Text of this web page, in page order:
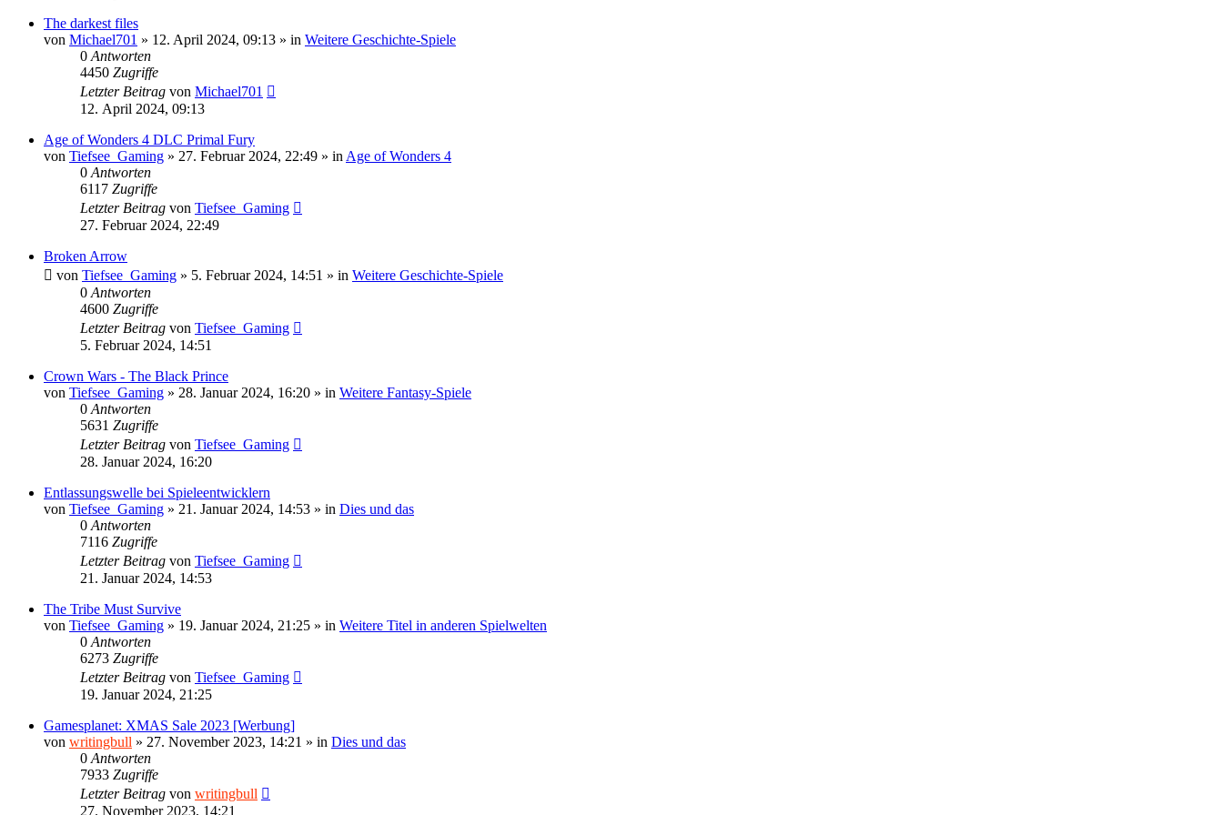
The darkest files
von Michael701 » 12. April 2024, 09:13 » in Weitere Geschichte-Spiele
0 Antworten
4450 Zugriffe
Letzter Beitrag von Michael701
12. April 2024, 09:13
Age of Wonders 4 DLC Primal Fury
von Tiefsee_Gaming » 27. Februar 2024, 22:49 » in Age of Wonders 4
0 Antworten
6117 Zugriffe
Letzter Beitrag von Tiefsee_Gaming
27. Februar 2024, 22:49
Broken Arrow
von Tiefsee_Gaming » 5. Februar 2024, 14:51 » in Weitere Geschichte-Spiele
0 Antworten
4600 Zugriffe
Letzter Beitrag von Tiefsee_Gaming
5. Februar 2024, 14:51
Crown Wars - The Black Prince
von Tiefsee_Gaming » 28. Januar 2024, 16:20 » in Weitere Fantasy-Spiele
0 Antworten
5631 Zugriffe
Letzter Beitrag von Tiefsee_Gaming
28. Januar 2024, 16:20
Entlassungswelle bei Spieleentwicklern
von Tiefsee_Gaming » 21. Januar 2024, 14:53 » in Dies und das
0 Antworten
7116 Zugriffe
Letzter Beitrag von Tiefsee_Gaming
21. Januar 2024, 14:53
The Tribe Must Survive
von Tiefsee_Gaming » 19. Januar 2024, 21:25 » in Weitere Titel in anderen Spielwelten
0 Antworten
6273 Zugriffe
Letzter Beitrag von Tiefsee_Gaming
19. Januar 2024, 21:25
Gamesplanet: XMAS Sale 2023 [Werbung]
von writingbull » 27. November 2023, 14:21 » in Dies und das
0 Antworten
7933 Zugriffe
Letzter Beitrag von writingbull
27. November 2023, 14:21